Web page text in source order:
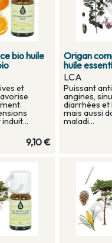
bio huile
et
9,10 €
Origan
huile
LCA
Puissant
angines,
diarrhées et
mais aussi
maladi...